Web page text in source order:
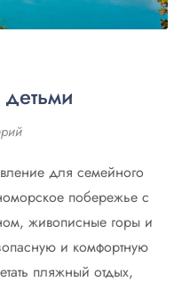
для семейного
побережье с
живописные горы и
и комфортную
пляжный отдых,